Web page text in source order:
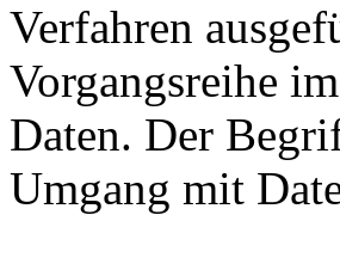
Verfahren
Vorgangsreihe
Daten. Der
Umgang mit